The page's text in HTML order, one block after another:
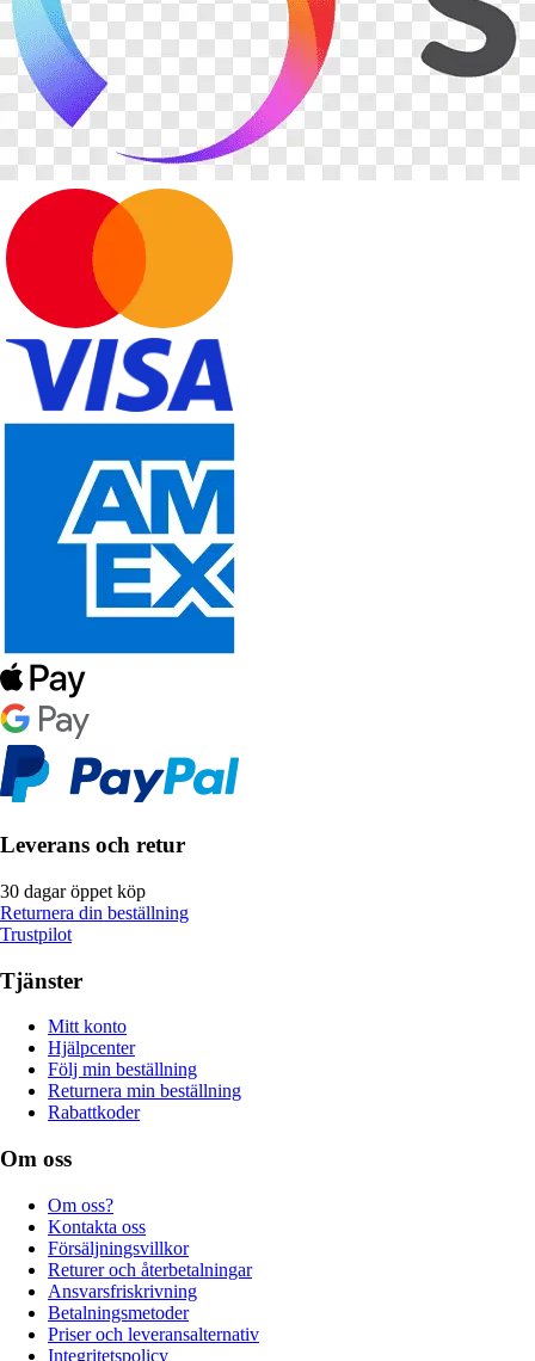
Leverans och retur
30 dagar öppet köp
Returnera din beställning
Trustpilot
Tjänster
Mitt konto
Hjälpcenter
Följ min beställning
Returnera min beställning
Rabattkoder
Om oss
Om oss?
Kontakta oss
Försäljningsvillkor
Returer och återbetalningar
Ansvarsfriskrivning
Betalningsmetoder
Priser och leveransalternativ
Integritetspolicy